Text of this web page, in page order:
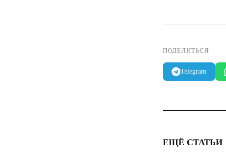
ПОДЕЛИТЬСЯ
Telegram
ЕЩЁ СТАТЬИ